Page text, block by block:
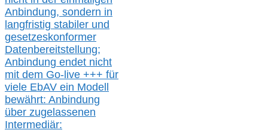
Anbindung, sondern in
langfristig stabiler und
gesetzeskonformer
Datenbereitstellung;
Anbindung endet nicht
mit dem Go-live +++ für
viele EbAV ein Modell
bewährt: Anbindung
über zugelassenen
Intermediär: